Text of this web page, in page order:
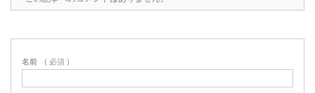
名前 ( 必須 )